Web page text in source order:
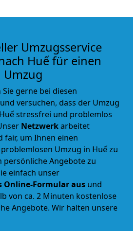
Umzugsservice
Huế für einen
Umzug
gerne bei diesen
versuchen, dass der Umzug
stressfrei und problemlos
Netzwerkarbeitet
fair, um Ihnen einen
Umzug in Huế zu
persönliche Angebote zu
einfach unser
Online-Formular aus und
von ca. 2 Minuten kostenlose
Angebote. Wir halten unsere